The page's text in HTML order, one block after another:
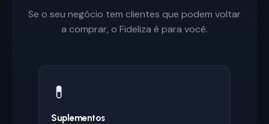
Se o seu negócio tem clientes que podem voltar
a comprar, o Fideliza é para você.
💊
Suplementos